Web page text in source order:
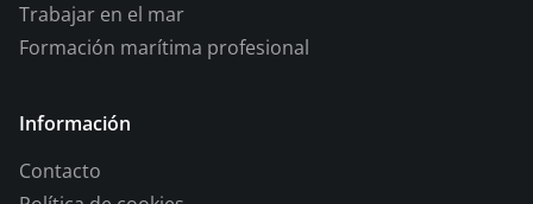
Trabajar en el mar
Formación marítima profesional
Información
Contacto